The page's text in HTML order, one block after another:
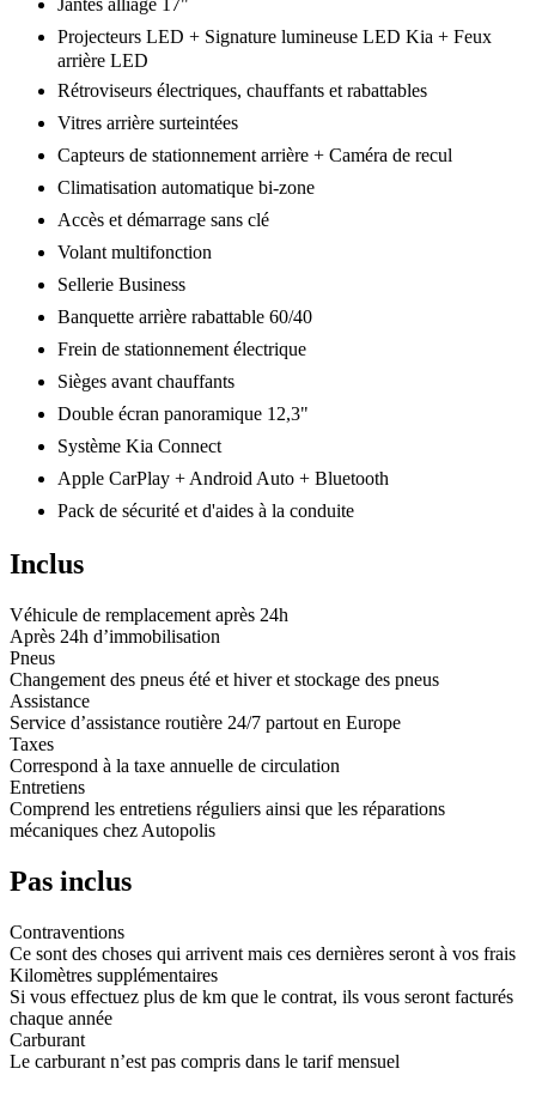
Jantes alliage 17"
Projecteurs LED + Signature lumineuse LED Kia + Feux
arrière LED
Rétroviseurs électriques, chauffants et rabattables
Vitres arrière surteintées
Capteurs de stationnement arrière + Caméra de recul
Climatisation automatique bi-zone
Accès et démarrage sans clé
Volant multifonction
Sellerie Business
Banquette arrière rabattable 60/40
Frein de stationnement électrique
Sièges avant chauffants
Double écran panoramique 12,3"
Système Kia Connect
Apple CarPlay + Android Auto + Bluetooth
Pack de sécurité et d'aides à la conduite
Inclus
Véhicule de remplacement après 24h
Après 24h d’immobilisation
Pneus
Changement des pneus été et hiver et stockage des pneus
Assistance
Service d’assistance routière 24/7 partout en Europe
Taxes
Correspond à la taxe annuelle de circulation
Entretiens
Comprend les entretiens réguliers ainsi que les réparations
mécaniques chez Autopolis
Pas inclus
Contraventions
Ce sont des choses qui arrivent mais ces dernières seront à vos frais
Kilomètres supplémentaires
Si vous effectuez plus de km que le contrat, ils vous seront facturés
chaque année
Carburant
Le carburant n’est pas compris dans le tarif mensuel